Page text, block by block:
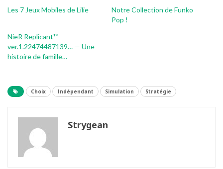
Les 7 Jeux Mobiles de Lilie
Notre Collection de Funko
Pop !
NieR Replicant™
ver.1.22474487139… — Une
histoire de famille…
Choix Indépendant Simulation Stratégie
Strygean